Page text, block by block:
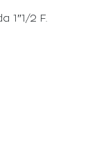
1″1/2 F.